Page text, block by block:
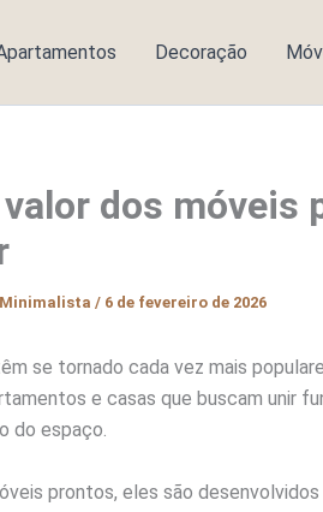
Decoração
dos móveis
/ 6 de fevereiro de 2026
se tornado cada vez mais
e casas que buscam unir
do espaço.
prontos, eles são desenvolvidos